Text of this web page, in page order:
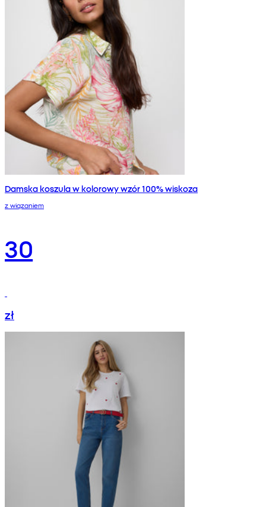
Damska koszula w kolorowy wzór 100% wiskoza
z wiązaniem
30
zł